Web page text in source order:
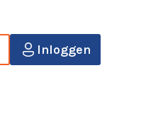
Inloggen